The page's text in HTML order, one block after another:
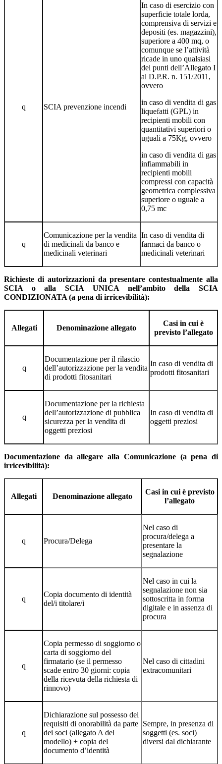
q SCIA prevenzione incendi
In caso di esercizio con
superficie totale lorda,
comprensiva di servizi e
depositi (es. magazzini),
superiore a 400 mq, o
comunque se l’attività
ricade in uno qualsiasi
dei punti dell’Allegato I
al D.P.R. n. 151/2011,
ovvero
in caso di vendita di gas
liquefatti (GPL) in
recipienti mobili con
quantitativi superiori o
uguali a 75Kg, ovvero
in caso di vendita di gas
infiammabili in
recipienti mobili
compressi con capacità
geometrica complessiva
superiore o uguale a
0,75 mc
q
Comunicazione per la vendita
di medicinali da banco e
medicinali veterinari
In caso di vendita di
farmaci da banco o
medicinali veterinari
Richieste di autorizzazioni da presentare contestualmente alla
SCIA o alla SCIA UNICA nell’ambito della SCIA
CONDIZIONATA (a pena di irricevibilità):
Allegati Denominazione allegato
Casi in cui è
previsto l’allegato
q
Documentazione per il rilascio
dell’autorizzazione per la vendita
di prodotti fitosanitari
In caso di vendita di
prodotti fitosanitari
q
Documentazione per la richiesta
dell’autorizzazione di pubblica
sicurezza per la vendita di
oggetti preziosi
In caso di vendita di
oggetti preziosi
Documentazione da allegare alla Comunicazione (a pena di
irricevibilità):
Allegati Denominazione allegato
Casi in cui è previsto
l’allegato
q Procura/Delega
Nel caso di
procura/delega a
presentare la
segnalazione
q
Copia documento di identità
del/i titolare/i
Nel caso in cui la
segnalazione non sia
sottoscritta in forma
digitale e in assenza di
procura
q
Copia permesso di soggiorno o
carta di soggiorno del
firmatario (se il permesso
scade entro 30 giorni: copia
della ricevuta della richiesta di
rinnovo)
Nel caso di cittadini
extracomunitari
q
Dichiarazione sul possesso dei
requisiti di onorabilità da parte
dei soci (allegato A del
modello) + copia del
documento d’identità
Sempre, in presenza di
soggetti (es. soci)
diversi dal dichiarante